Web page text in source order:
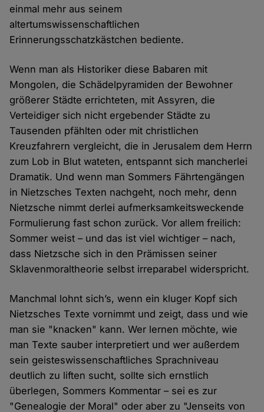
einmal mehr aus seinem
altertumswissenschaftlichen
Erinnerungsschatzkästchen bediente.
Wenn man als Historiker diese Babaren mit
Mongolen, die Schädelpyramiden der Bewohner
größerer Städte errichteten, mit Assyren, die
Verteidiger sich nicht ergebender Städte zu
Tausenden pfählten oder mit christlichen
Kreuzfahrern vergleicht, die in Jerusalem dem Herrn
zum Lob in Blut wateten, entspannt sich mancherlei
Dramatik. Und wenn man Sommers Fährtengängen
in Nietzsches Texten nachgeht, noch mehr, denn
Nietzsche nimmt derlei aufmerksamkeitsweckende
Formulierung fast schon zurück. Vor allem freilich:
Sommer weist – und das ist viel wichtiger – nach,
dass Nietzsche sich in den Prämissen seiner
Sklavenmoraltheorie selbst irreparabel widerspricht.
Manchmal lohnt sich’s, wenn ein kluger Kopf sich
Nietzsches Texte vornimmt und zeigt, dass und wie
man sie "knacken" kann. Wer lernen möchte, wie
man Texte sauber interpretiert und wer außerdem
sein geisteswissenschaftliches Sprachniveau
deutlich zu liften sucht, sollte sich ernstlich
überlegen, Sommers Kommentar – sei es zur
"Genealogie der Moral" oder aber zu "Jenseits von